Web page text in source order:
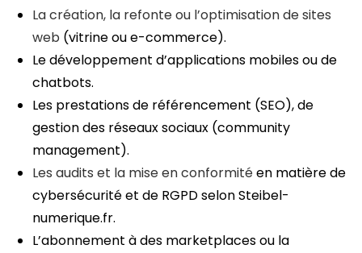
La création, la refonte ou l’optimisation de sites
web (vitrine ou e-commerce).
Le développement d’applications mobiles ou de
chatbots.
Les prestations de référencement (SEO), de
gestion des réseaux sociaux (community
management).
Les audits et la mise en conformitéen matière de
cybersécurité et de RGPD selon Steibel-
numerique.fr.
L’abonnement à des marketplaces ou la